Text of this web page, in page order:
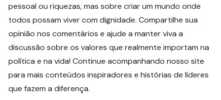
pessoal ou riquezas, mas sobre criar um mundo onde
todos possam viver com dignidade. Compartilhe sua
opinião nos comentários e ajude a manter viva a
discussão sobre os valores que realmente importam na
política e na vida! Continue acompanhando nosso site
para mais conteúdos inspiradores e histórias de líderes
que fazem a diferença.